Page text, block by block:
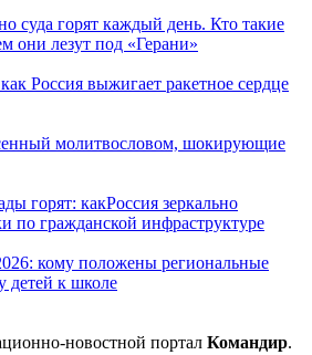
суда горят каждый день. Кто такие
они лезут под «Герани»
Россия выжигает ракетное сердце
молитвословом, шокирующие
горят: какРоссия зеркально
по гражданской инфраструктуре
кому положены региональные
детей к школе
новостной портал Командир.